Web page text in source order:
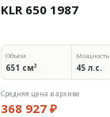
KLR 650 1987
Объём
651 см³
Мощность
45 л.с.
Средняя цена в архиве
368 927 ₽